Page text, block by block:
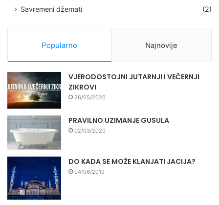
Savremeni džemati
(2)
Popularno Najnovije
VJERODOSTOJNI JUTARNJI I VEČERNJI
ZIKROVI
26/05/2020
PRAVILNO UZIMANJE GUSULA
02/03/2020
DO KADA SE MOŽE KLANJATI JACIJA?
04/06/2019